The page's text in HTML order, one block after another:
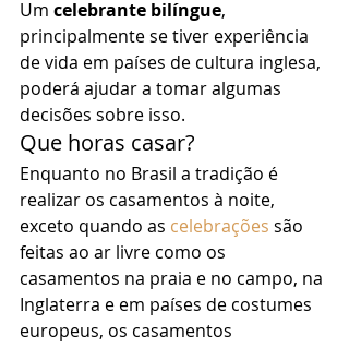
Um celebrante bilíngue,
principalmente se tiver experiência
de vida em países de cultura inglesa,
poderá ajudar a tomar algumas
decisões sobre isso.
Que horas casar?
Enquanto no Brasil a tradição é
realizar os casamentos à noite,
exceto quando as celebrações são
feitas ao ar livre como os
casamentos na praia e no campo, na
Inglaterra e em países de costumes
europeus, os casamentos